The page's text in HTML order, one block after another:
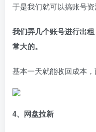
于是我们就可以搞账号资
我们弄几个账号进行出
常大的。
基本一天就能收回成本，
4、网盘拉新